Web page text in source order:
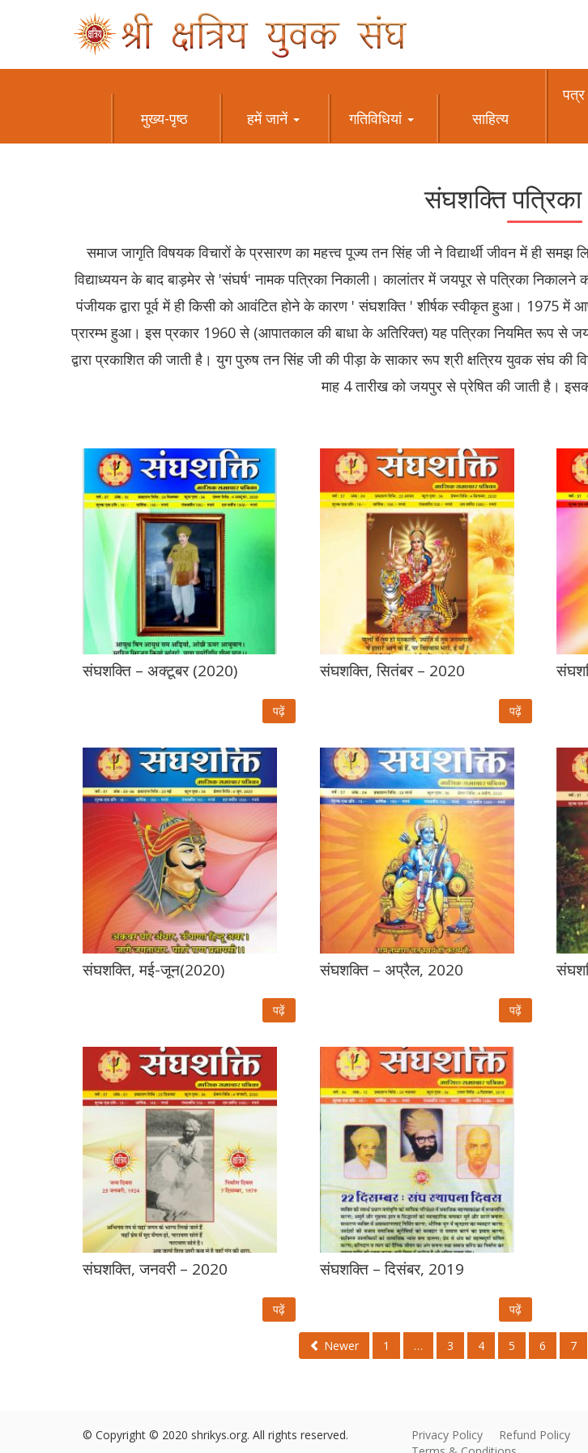
मुख्य-पृष्ठ हमें जानें गतिविधियां साहित्य
पत्र
संघशक्ति
समाज जागृति विषयक विचारों के प्रसारण का महत्त्व पूज्य तन सिंह जी ने विद्यार्थी जीवन में ही
विद्याध्ययन के बाद बाड़मेर से 'संघर्ष' नामक पत्रिका निकाली। कालांतर में जयपूर से पत्रिका
पंजीयक द्वारा पूर्व में ही किसी को आवंटित होने के कारण ' संघशक्ति ' शीर्षक स्वीकृत हुआ। 1975 में
प्रारम्भ हुआ। इस प्रकार 1960 से (आपातकाल की बाधा के अतिरिक्त) यह पत्रिका नियमित रूप से
द्वारा प्रकाशित की जाती है। युग पुरुष तन सिंह जी की पीड़ा के साकार रूप श्री क्षत्रिय युवक संघ की
माह 4 तारीख को जयपुर से प्रेषित की जाती है।
संघशक्ति – अक्टूबर (2020)
पढ़ें
संघशक्ति, सितंबर – 2020
पढ़ें
संघशक्ति, मई-जून(2020)
पढ़ें
संघशक्ति – अप्रैल, 2020
पढ़ें
संघशक्ति, जनवरी – 2020
पढ़ें
संघशक्ति – दिसंबर, 2019
पढ़ें
Newer 1 … 3 4 5 6 7
© Copyright © 2020 shrikys.org. All rights reserved. Privacy Policy
Refund Policy